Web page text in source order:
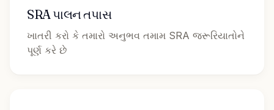
SRA પાલન તપાસ
ખાતરી કરો કે તમારો અનુભવ તમામ SRA જરૂરિયાતોને
પૂર્ણ કરે છે